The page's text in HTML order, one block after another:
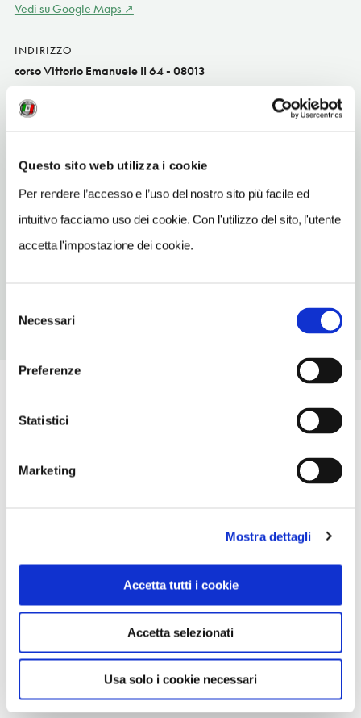
Questo sito web utilizza i cookie
Per rendere l’accesso e l’uso del nostro sito più facile ed
intuitivo facciamo uso dei cookie. Con l'utilizzo del sito, l'utente
accetta l'impostazione dei cookie.
delNecessari
Preferenze
Statistici
Marketing
Mostra dettagli
Accetta tutti i cookie
Accetta selezionati
Usa solo i cookie necessari
Vedi su Google Maps
INDIRIZZO
corso Vittorio Emanuele II 64 - 08013
Bosa (OR)
Sardegna IT
www.esedrasardegna.it
INDIRIZZO EMAIL
info@esedrasardegna.it
TELEFONO